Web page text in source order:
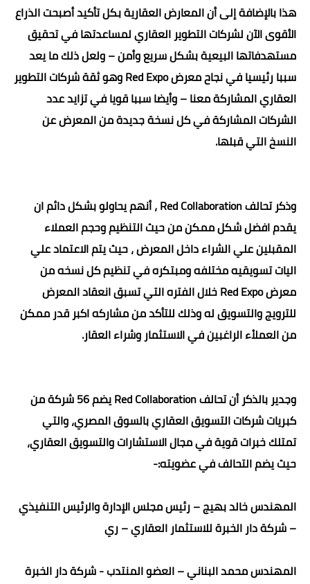
هذا بالإضافة إلى أن المعارض العقارية بكل تأكيد أصبحت الذراع
الأقوى الآن لشركات التطوير العقاري لمساعدتها في تحقيق
مستهدفاتها البيعية بشكل سريع وأمن – ولعل ذلك ما يعد
سببا رئيسيا في نجاح معرض Red Expo وهو ثقة شركات التطوير
العقاري المشاركة معنا – وأيضا سببا قويا في تزايد عدد
الشركات المشاركة في كل نسخة جديدة من المعرض عن
النسخ التي قبلها.
وذكر تحالف Red Collaboration ، أنهم يحاولو بشكل دائم ان
يقدم افضل شكل ممكن من حيث التنظيم وحجم العملاء
المقبلين علي الشراء داخل المعرض ، حيث يتم الاعتماد علي
اليات تسويقيه مختلفه ومبتكره في تنظيم كل نسخه من
معرض Red Expo خلال الفتره التي تسبق انعقاد المعرض
للترويج والتسويق له وذلك للتأكد من مشاركه اكبر قدر ممكن
من العملاْء الراغبين في الاستثمار وشراء العقار.
وجدير بالذكر أن تحالف Red Collaboration يضم 56 شركة من
كبريات شركات التسويق العقاري بالسوق المصري، والتي
تمتلك خبرات قوية في مجال الاستشارات والتسويق العقاري،
حيث يضم التحالف في عضويته:-
المهندس خالد بهيج – رئيس مجلس الإدارة والرئيس التنفيذي
– شركة دار الخبرة للاستثمار العقاري – ري
المهندس محمد البناني – العضو المنتدب - شركة دار الخبرة